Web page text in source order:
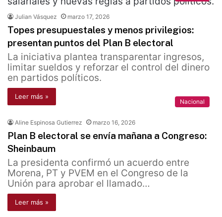
Julian Vásquez marzo 17, 2026
Topes presupuestales y menos privilegios:
presentan puntos del Plan B electoral
La iniciativa plantea transparentar ingresos,
limitar sueldos y reforzar el control del dinero
en partidos políticos.
Leer más »
Nacional
Aline Espinosa Gutierrez marzo 16, 2026
Plan B electoral se envía mañana a Congreso:
Sheinbaum
La presidenta confirmó un acuerdo entre
Morena, PT y PVEM en el Congreso de la
Unión para aprobar el llamado…
Leer más »